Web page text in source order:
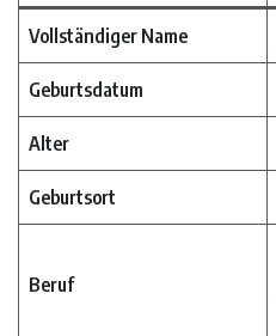
Vollständiger Name
Geburtsdatum
Alter
Geburtsort
Beruf